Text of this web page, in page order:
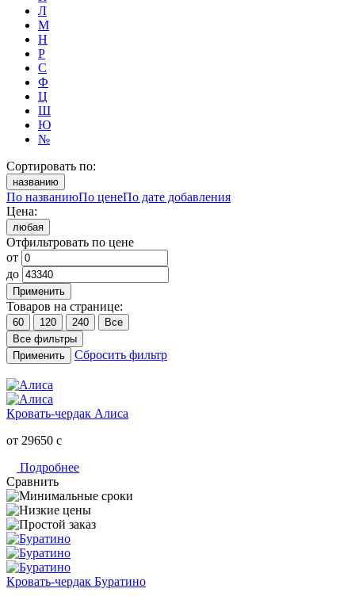
Л
М
Н
Р
С
Ф
Ц
Ш
Ю
№
Сортировать по:
названию
По названиюПо ценеПо дате добавления
Цена:
любая
Отфильтровать по цене
от
до
Применить
Товаров на странице:
60 120 240
Все
Все фильтры
Применить
Сбросить фильтр
Кровать-чердак Алиса
от 29650 c
Подробнее
Сравнить
Кровать-чердак Буратино